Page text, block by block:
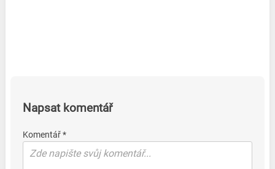
Napsat komentář
Komentář *